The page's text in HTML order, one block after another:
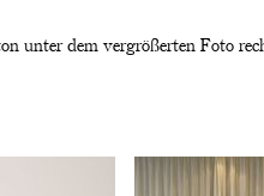
unter dem vergrößerten Foto